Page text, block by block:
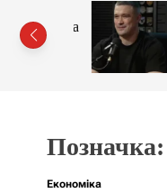
за
Позначка:
Економіка